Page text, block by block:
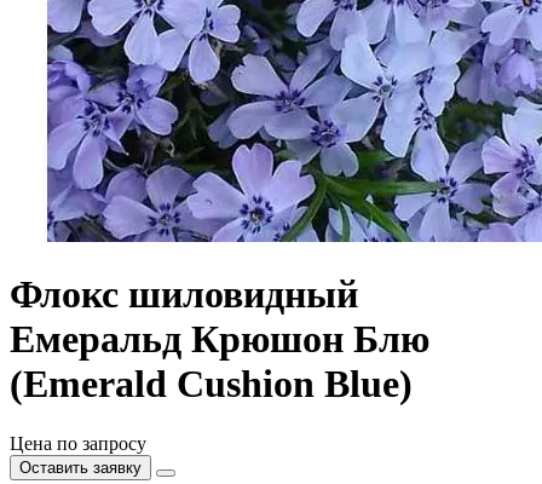
Флокс шиловидный
Емеральд Крюшон Блю
(Emerald Cushion Blue)
Цена по запросу
Оставить заявку